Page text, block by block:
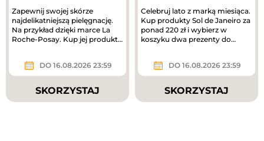
Zapewnij swojej skórze
najdelikatniejszą pielęgnację.
Na przykład dzięki marce La
Roche-Posay. Kup jej produkty
DO 16.08.2026 23:59
SKORZYSTAJ
Celebruj lato z marką miesiąca.
Kup produkty Sol de Janeiro za
ponad 220 zł i wybierz w
koszyku dwa prezenty do
DO 16.08.2026 23:59
SKORZYSTAJ